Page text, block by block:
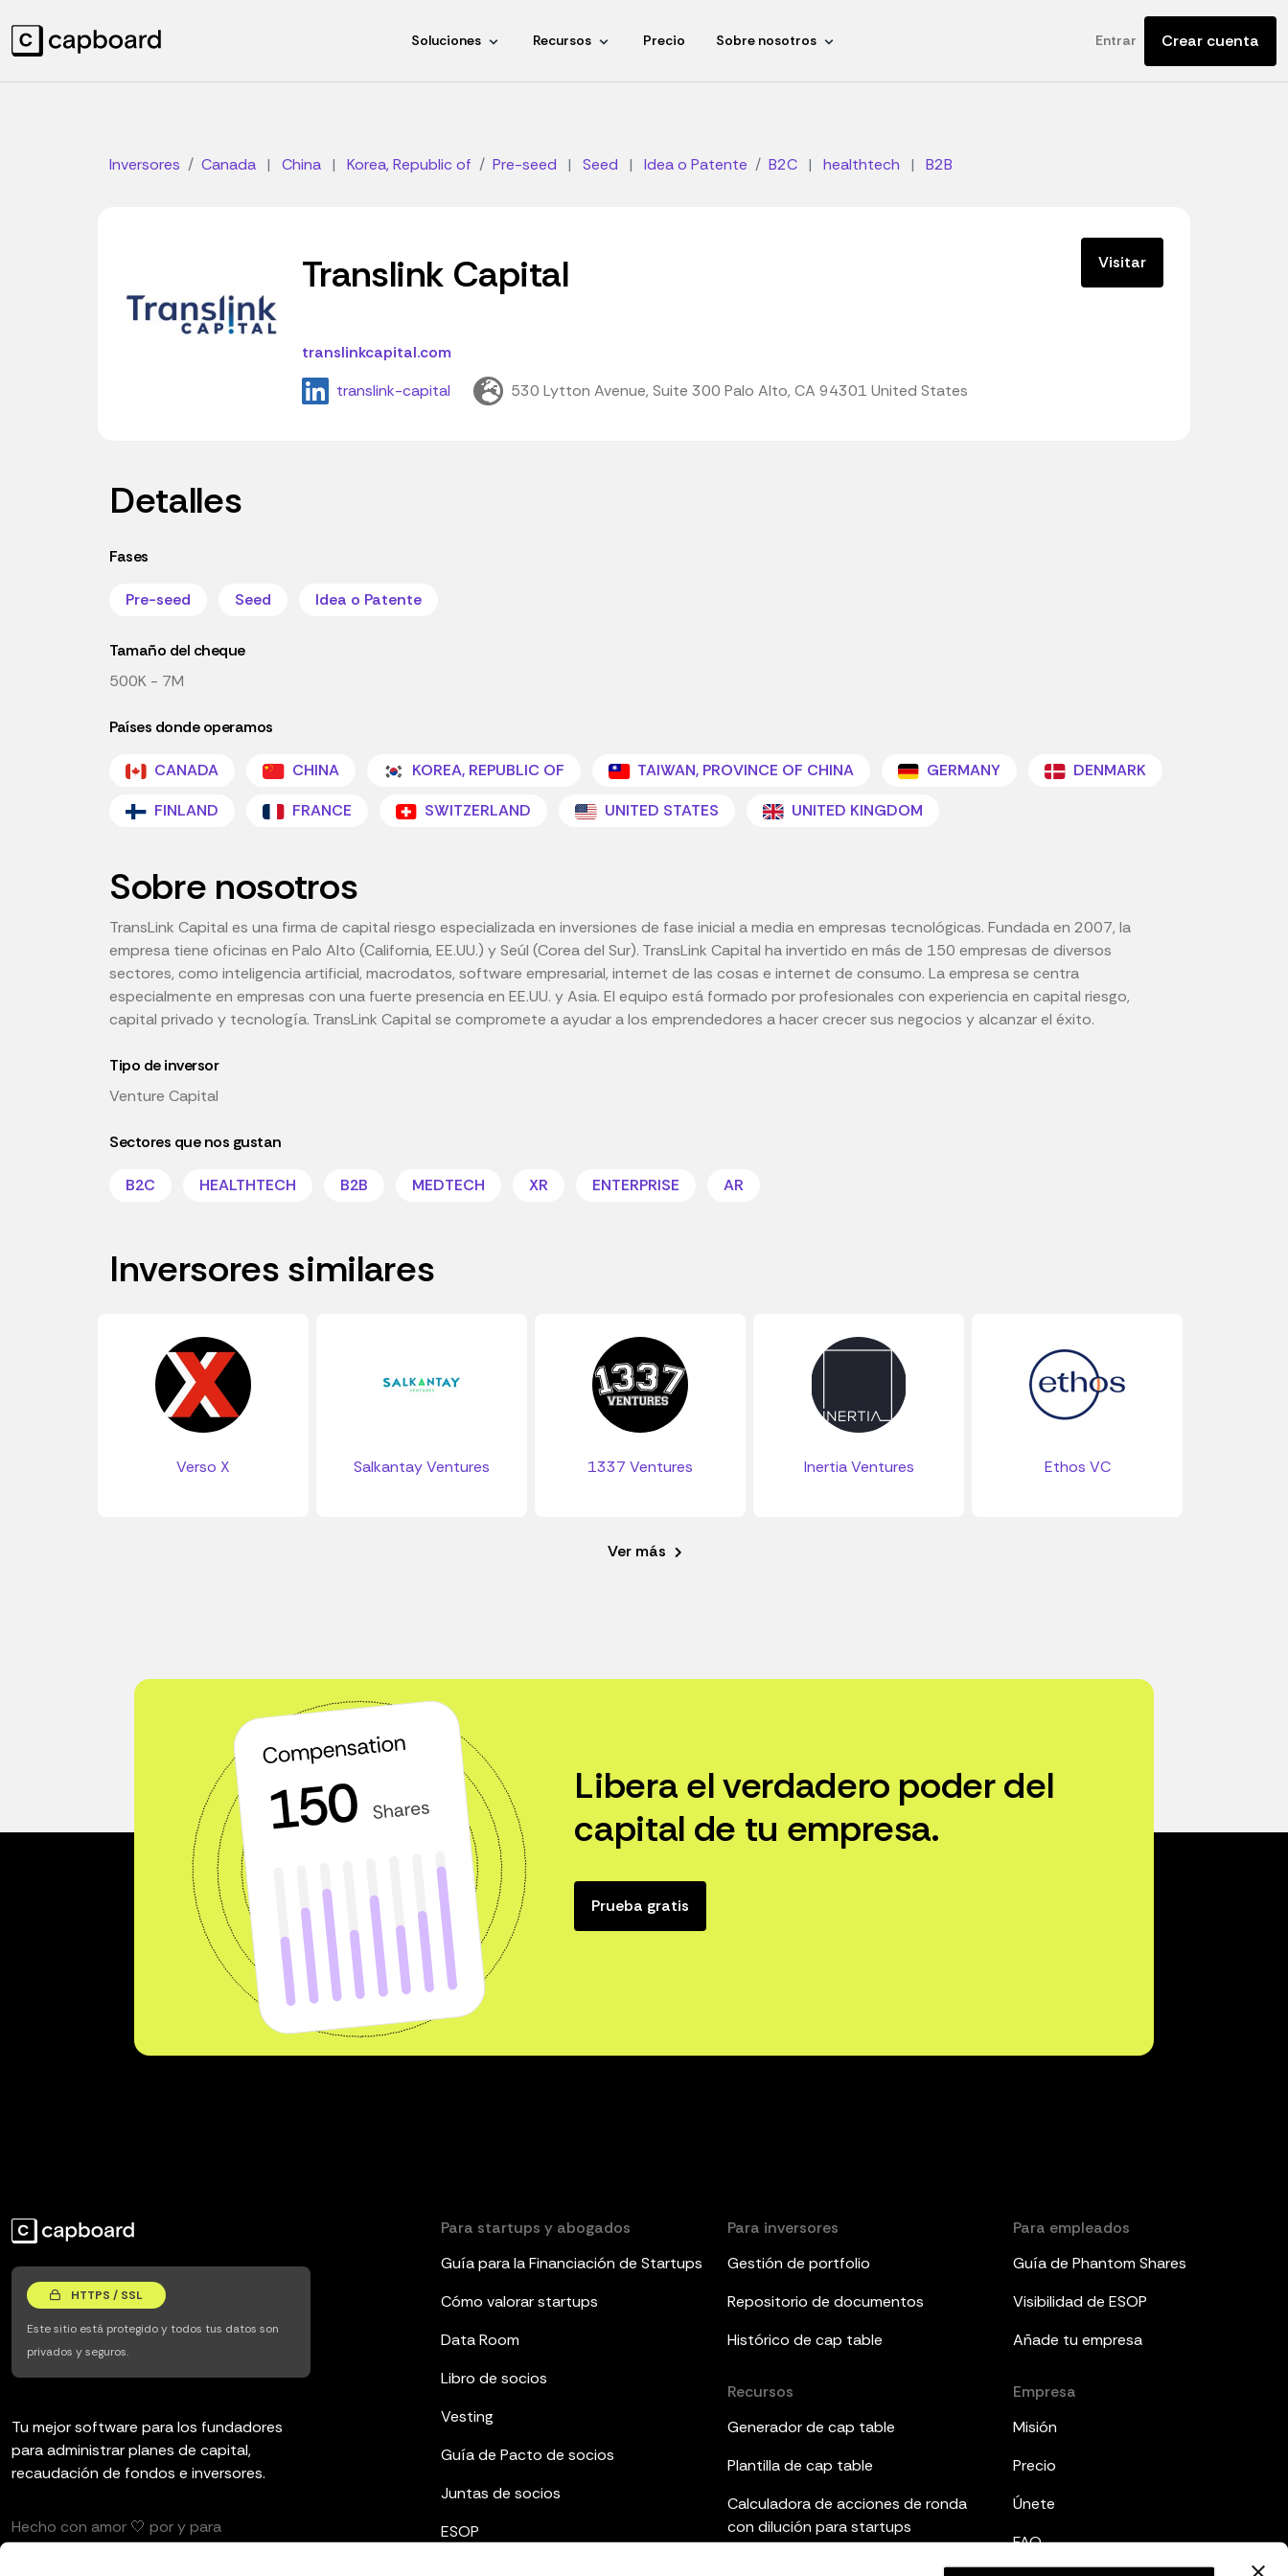
Soluciones Recursos Precio Sobre nosotros Entrar Crear cuenta
Inversores Canada | China | Korea, Republic of Pre-seed | Seed | Idea o Patente B2C | healthtech | B2B
Translink Capital Visitar
translinkcapital.com
translink-capital
530 Lytton Avenue, Suite 300 Palo Alto, CA 94301 United States
Detalles
Fases
Pre-seed Seed Idea o Patente
Tamaño del cheque
500K - 7M
Países donde operamos
CANADA CHINA KOREA, REPUBLIC OF TAIWAN, PROVINCE OF CHINA GERMANY
DENMARK
FINLAND
FRANCE SWITZERLAND UNITED STATES UNITED KINGDOM
Sobre nosotros
TransLink Capital es una firma de capital riesgo especializada en inversiones de fase inicial a media en empresas tecnológicas. Fundada en 2007, la
empresa tiene oficinas en Palo Alto (California, EE.UU.) y Seúl (Corea del Sur). TransLink Capital ha invertido en más de 150 empresas de diversos
sectores, como inteligencia artificial, macrodatos, software empresarial, internet de las cosas e internet de consumo. La empresa se centra
especialmente en empresas con una fuerte presencia en EE.UU. y Asia. El equipo está formado por profesionales con experiencia en capital riesgo,
capital privado y tecnología. TransLink Capital se compromete a ayudar a los emprendedores a hacer crecer sus negocios y alcanzar el éxito.
Tipo de inversor
Venture Capital
Sectores que nos gustan
B2C HEALTHTECH B2B MEDTECH XR ENTERPRISE AR
Inversores similares
Verso X Salkantay Ventures 1337 Ventures Inertia Ventures Ethos VC
Ver más
Libera el verdadero poder del
capital de tu empresa.
Prueba gratis
HTTPS / SSL
Este sitio está protegido y todos tus datos son
privados y seguros.
Tu mejor software para los fundadores
para administrar planes de capital,
recaudación de fondos e inversores.
Hecho con amor 🤍 por y para
Para startups y abogados
Guía para la Financiación de Startups
Cómo valorar startups
Data Room
Libro de socios
Vesting
Guía de Pacto de socios
Juntas de socios
ESOP
Para inversores
Gestión de portfolio
Repositorio de documentos
Histórico de cap table
Recursos
Generador de cap table
Plantilla de cap table
Calculadora de acciones de ronda
con dilución para startups
Plantillas de informes a inversores
Para empleados
Guía de Phantom Shares
Visibilidad de ESOP
Añade tu empresa
Empresa
Misión
Precio
Únete
FAQ